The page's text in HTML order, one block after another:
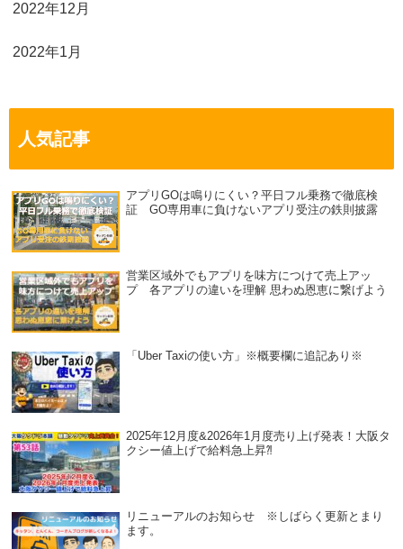
2022年12月
2022年1月
人気記事
アプリGOは鳴りにくい？平日フル乗務で徹底検
証 GO専用車に負けないアプリ受注の鉄則披露
営業区域外でもアプリを味方につけて売上アッ
プ 各アプリの違いを理解 思わぬ恩恵に繋げよう
「Uber Taxiの使い方」※概要欄に追記あり※
2025年12月度&2026年1月度売り上げ発表！大阪タ
クシー値上げで給料急上昇⁈
リニューアルのお知らせ ※しばらく更新とまり
ます。